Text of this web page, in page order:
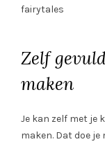
Zelf
maken
Je kan zelf met je
maken. Dat doe je